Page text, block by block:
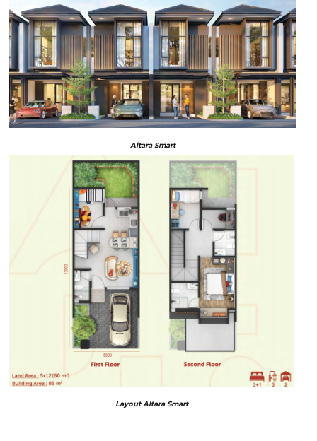
Altara Smart
Layout Altara Smart